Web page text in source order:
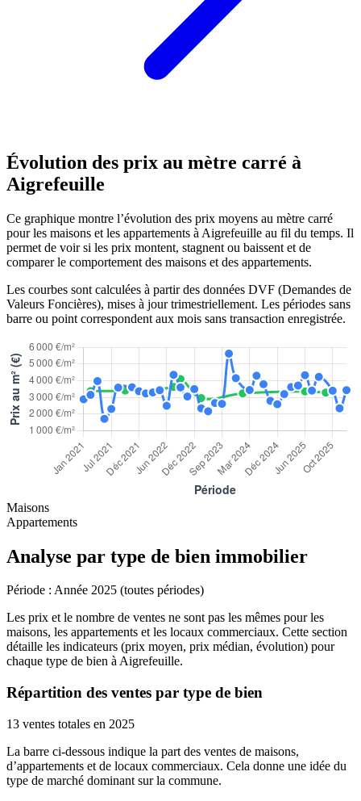
Évolution des prix au mètre carré à
Aigrefeuille
Ce graphique montre l’évolution des prix moyens au mètre carré
pour les maisons et les appartements à Aigrefeuille au fil du temps. Il
permet de voir si les prix montent, stagnent ou baissent et de
comparer le comportement des maisons et des appartements.
Les courbes sont calculées à partir des données DVF (Demandes de
Valeurs Foncières), mises à jour trimestriellement. Les périodes sans
barre ou point correspondent aux mois sans transaction enregistrée.
Maisons
Appartements
Analyse par type de bien immobilier
Période : Année 2025 (toutes périodes)
Les prix et le nombre de ventes ne sont pas les mêmes pour les
maisons, les appartements et les locaux commerciaux. Cette section
détaille les indicateurs (prix moyen, prix médian, évolution) pour
chaque type de bien à Aigrefeuille.
Répartition des ventes par type de bien
13 ventes totales en 2025
La barre ci-dessous indique la part des ventes de maisons,
d’appartements et de locaux commerciaux. Cela donne une idée du
type de marché dominant sur la commune.